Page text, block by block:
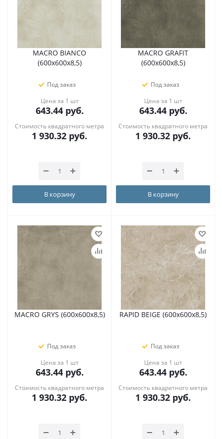
MACRO BIANCO
(600х600х8,5)
Под заказ
Цена за 1 шт
643.44руб.
Стоимость квадратного метра
1 930.32 руб.
В корзину
MACRO GRAFIT
(600х600х8,5)
Под заказ
Цена за 1 шт
643.44руб.
Стоимость квадратного метра
1 930.32 руб.
В корзину
MACRO GRYS (600х600х8,5)
Под заказ
Цена за 1 шт
643.44руб.
Стоимость квадратного метра
1 930.32 руб.
RAPID BEIGE (600х600х8,5)
Под заказ
Цена за 1 шт
643.44руб.
Стоимость квадратного метра
1 930.32 руб.